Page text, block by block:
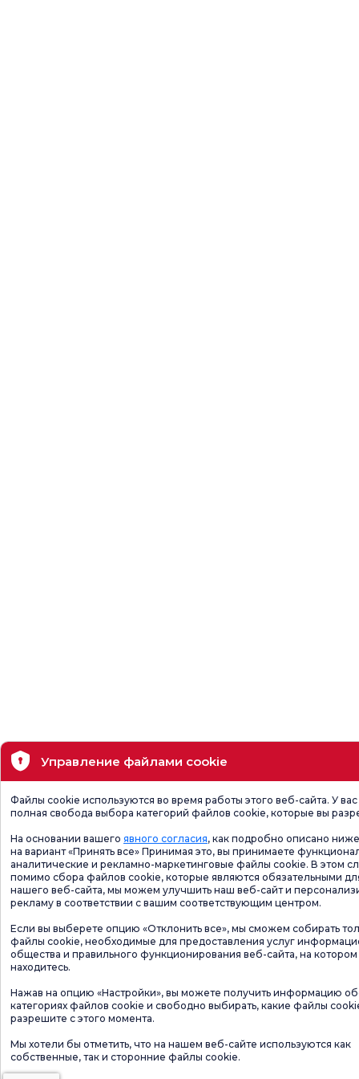
Управление файлами cookie
Файлы cookie используются во время работы этого веб-сайта. У вас
полная свобода выбора категорий файлов cookie, которые вы
На основании вашего явного согласия, как подробно описано
на вариант «Принять все» Принимая это, вы принимаете
аналитические и рекламно-маркетинговые файлы cookie. В этом
помимо сбора файлов cookie, которые являются обязательными
нашего веб-сайта, мы можем улучшить наш веб-сайт и
рекламу в соответствии с вашим соответствующим центром.
Если вы выберете опцию «Отклонить все», мы сможем собирать
файлы cookie, необходимые для предоставления услуг
общества и правильного функционирования веб-сайта, на
находитесь.
Нажав на опцию «Настройки», вы можете получить информацию
категориях файлов cookie и свободно выбирать, какие файлы
разрешите с этого момента.
Мы хотели бы отметить, что на нашем веб-сайте используются как
собственные, так и сторонние файлы cookie.